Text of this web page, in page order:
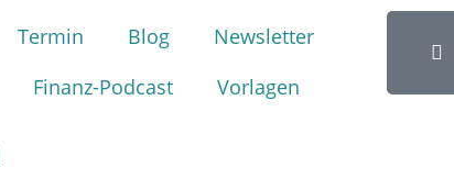
Termin Blog
Newsletter
Finanz-Podcast
Vorlagen